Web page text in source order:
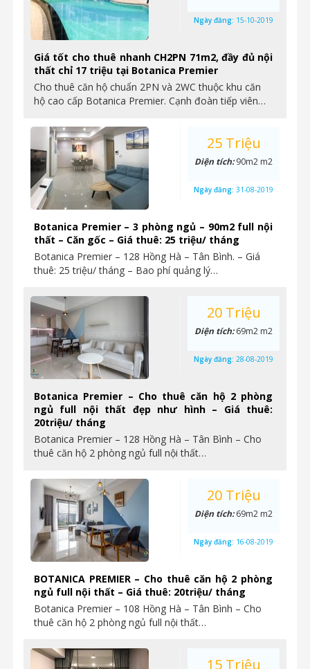
Giá tốt cho thuê nhanh CH2PN 71m2, đầy đủ nội
thất chỉ 17 triệu tại Botanica Premier
Cho thuê căn hộ chuẩn 2PN và 2WC thuộc khu căn
hộ cao cấp Botanica Premier. Cạnh đoàn tiếp viên…
Ngày đăng: 15-10-2019
Botanica Premier – 3 phòng ngủ – 90m2 full nội
thất – Căn gốc – Giá thuê: 25 triệu/ tháng
Botanica Premier – 128 Hồng Hà – Tân Bình. – Giá
thuê: 25 triệu/ tháng – Bao phí quảng lý…
25 Triệu
Diện tích:90m2 m2
Ngày đăng: 31-08-2019
Botanica Premier – Cho thuê căn hộ 2 phòng
ngủ full nội thất đẹp như hình – Giá thuê:
20triệu/ tháng
Botanica Premier – 128 Hồng Hà – Tân Bình – Cho
thuê căn hộ 2 phòng ngủ full nội thất…
20 Triệu
Diện tích:69m2 m2
Ngày đăng: 28-08-2019
BOTANICA PREMIER – Cho thuê căn hộ 2 phòng
ngủ full nội thất – Giá thuê: 20triệu/ tháng
Botanica Premier – 108 Hồng Hà – Tân Bình – Cho
thuê căn hộ 2 phòng ngủ full nội thất…
20 Triệu
Diện tích:69m2 m2
Ngày đăng: 16-08-2019
15 Triệu